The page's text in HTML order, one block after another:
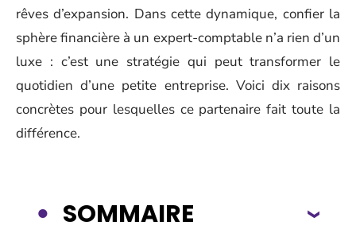
rêves d’expansion. Dans cette dynamique, confier la
sphère financière à un expert-comptable n’a rien d’un
luxe : c’est une stratégie qui peut transformer le
quotidien d’une petite entreprise. Voici dix raisons
concrètes pour lesquelles ce partenaire fait toute la
différence.
SOMMAIRE